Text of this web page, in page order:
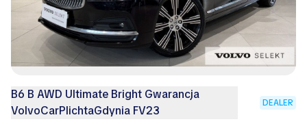
B6 B AWD Ultimate Bright Gwarancja
VolvoCarPlichtaGdynia FV23
DEALER